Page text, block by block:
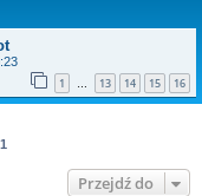
1 … 13 14 15 16
1
Przejdź do